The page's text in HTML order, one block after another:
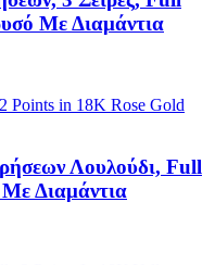
Με Διαμάντια
Λουλούδι, Full
Διαμάντια